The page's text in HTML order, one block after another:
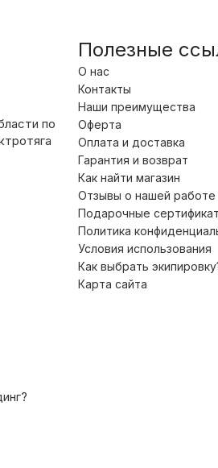
по
Полезные
О нас
Контакты
Наши преимущества
Оферта
Оплата и доставка
Гарантия и возврат
Как найти магазин
Отзывы о нашей работе
Подарочные
Политика
Условия использования
Как выбрать
Карта сайта